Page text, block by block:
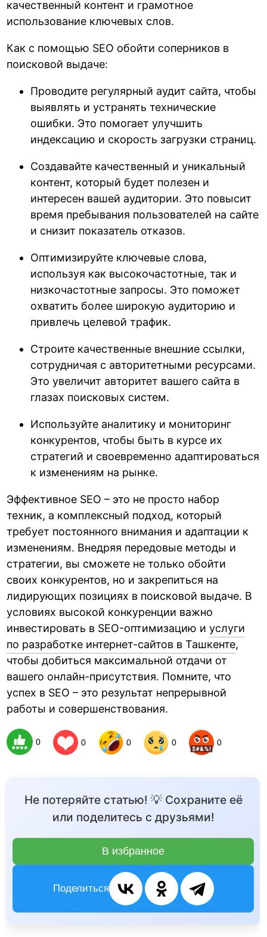
качественный контент и грамотное
использование ключевых слов.
Как с помощью SEO обойти соперников в
поисковой выдаче:
Проводите регулярный аудит сайта, чтобы
выявлять и устранять технические
ошибки. Это помогает улучшить
индексацию и скорость загрузки страниц.
Создавайте качественный и уникальный
контент, который будет полезен и
интересен вашей аудитории. Это повысит
время пребывания пользователей на сайте
и снизит показатель отказов.
Оптимизируйте ключевые слова,
используя как высокочастотные, так и
низкочастотные запросы. Это поможет
охватить более широкую аудиторию и
привлечь целевой трафик.
Строите качественные внешние ссылки,
сотрудничая с авторитетными ресурсами.
Это увеличит авторитет вашего сайта в
глазах поисковых систем.
Используйте аналитику и мониторинг
конкурентов, чтобы быть в курсе их
стратегий и своевременно адаптироваться
к изменениям на рынке.
Эффективное SEO – это не просто набор
техник, а комплексный подход, который
требует постоянного внимания и адаптации к
изменениям. Внедряя передовые методы и
стратегии, вы сможете не только обойти
своих конкурентов, но и закрепиться на
лидирующих позициях в поисковой выдаче. В
условиях высокой конкуренции важно
инвестировать в SEO-оптимизацию иуслуги
по разработке интернет-сайтов в Ташкенте,
чтобы добиться максимальной отдачи от
вашего онлайн-присутствия. Помните, что
успех в SEO – это результат непрерывной
работы и совершенствования.
0 0 0 0 0
Не потеряйте статью! 💡 Сохраните её
или поделитесь с друзьями!
В избранное
Поделиться